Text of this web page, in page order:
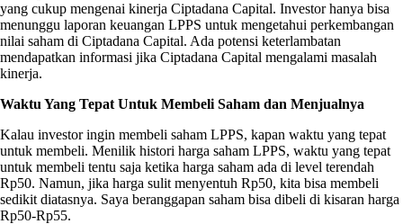
yang cukup mengenai kinerja Ciptadana Capital. Investor hanya bisa
menunggu laporan keuangan LPPS untuk mengetahui perkembangan
nilai saham di Ciptadana Capital. Ada potensi keterlambatan
mendapatkan informasi jika Ciptadana Capital mengalami masalah
kinerja.
Waktu Yang Tepat Untuk Membeli Saham dan Menjualnya
Kalau investor ingin membeli saham LPPS, kapan waktu yang tepat
untuk membeli. Menilik histori harga saham LPPS, waktu yang tepat
untuk membeli tentu saja ketika harga saham ada di level terendah
Rp50. Namun, jika harga sulit menyentuh Rp50, kita bisa membeli
sedikit diatasnya. Saya beranggapan saham bisa dibeli di kisaran harga
Rp50-Rp55.